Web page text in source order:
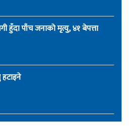
हुँदा पाँच जनाको मृत्यु, ४१ बेपत्ता
हटाइने